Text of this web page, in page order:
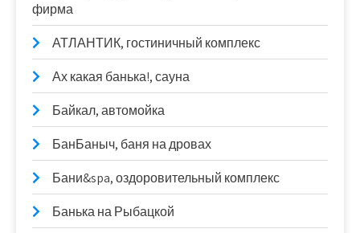
фирма
АТЛАНТИК, гостиничный комплекс
Ах какая банька!, сауна
Байкал, автомойка
БанБаныч, баня на дровах
Бани&spa, оздоровительный комплекс
Банька на Рыбацкой